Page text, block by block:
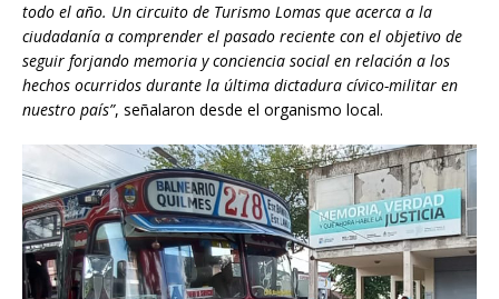
todo el año. Un circuito de Turismo Lomas que acerca a la
ciudadanía a comprender el pasado reciente con el objetivo de
seguir forjando memoria y conciencia social en relación a los
hechos ocurridos durante la última dictadura cívico-militar en
nuestro país”, señalaron desde el organismo local.